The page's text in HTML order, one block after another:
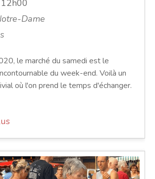
Dame
le marché du samedi est le
du week-end. Voilà un
où l'on prend le temps d'échanger.